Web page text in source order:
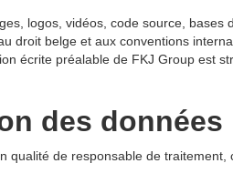
logos, vidéos, code source,
droit belge et aux conventions
écrite préalable de FKJ Group est
des données
qualité de responsable de